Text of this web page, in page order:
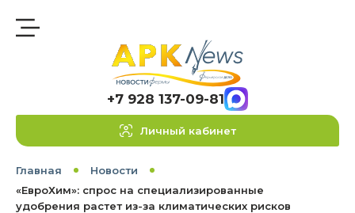
+7 928 137-09-81
Личный кабинет
Главная
Новости
«ЕвроХим»: спрос на специализированные
удобрения растет из-за климатических рисков